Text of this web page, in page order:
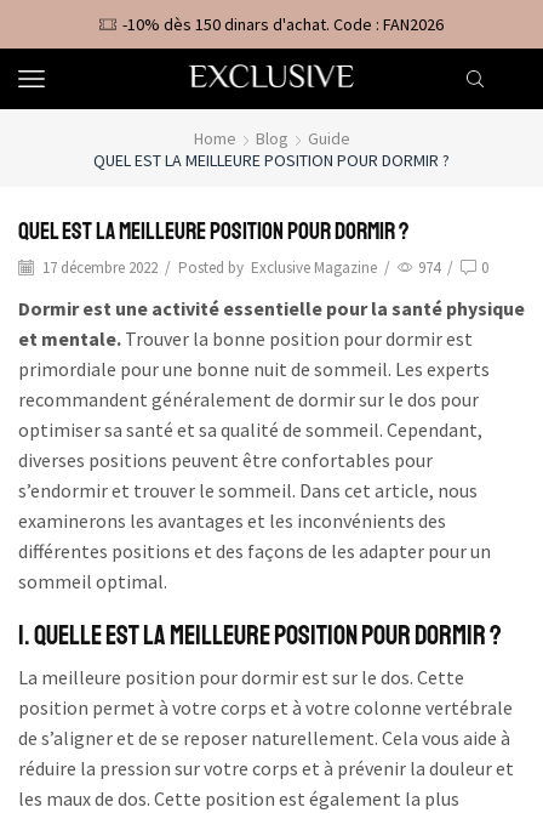
-10% dès 150 dinars d'achat. Code : FAN2026
Home Blog
Guide
QUEL EST LA MEILLEURE POSITION POUR DORMIR ?
Quel est la meilleure position pour dormir ?
17 décembre 2022 / Posted by Exclusive Magazine / 974 / 0
Dormir est une activité essentielle pour la santé physique
et mentale. Trouver la bonne position pour dormir est
primordiale pour une bonne nuit de sommeil. Les experts
recommandent généralement de dormir sur le dos pour
optimiser sa santé et sa qualité de sommeil. Cependant,
diverses positions peuvent être confortables pour
s’endormir et trouver le sommeil. Dans cet article, nous
examinerons les avantages et les inconvénients des
différentes positions et des façons de les adapter pour un
sommeil optimal.
1. Quelle est la meilleure position pour dormir ?
La meilleure position pour dormir est sur le dos. Cette
position permet à votre corps et à votre colonne vertébrale
de s’aligner et de se reposer naturellement. Cela vous aide à
réduire la pression sur votre corps et à prévenir la douleur et
les maux de dos. Cette position est également la plus